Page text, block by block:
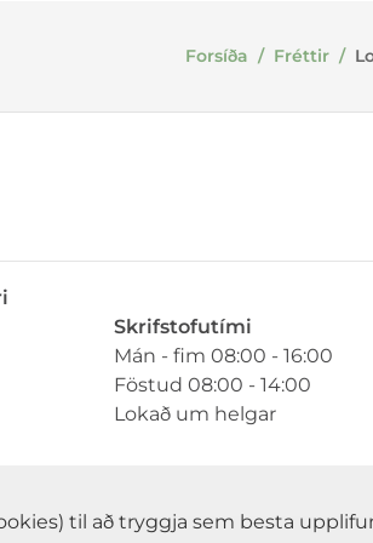
Forsíða / Fréttir /
Skrifstofutími
Mán - fim 08:00 - 16:00
Föstud 08:00 - 14:00
Lokað um helgar
til að tryggja sem besta